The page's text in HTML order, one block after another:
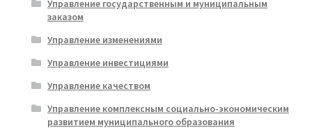
Управление государственным и муниципальным
заказом
Управление изменениями
Управление инвестициями
Управление качеством
Управление комплексным социально-экономическим
развитием муниципального образования